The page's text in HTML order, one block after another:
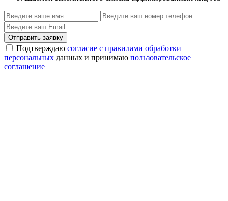
Отправить заявку
Подтверждаю согласие с правилами обработки
персональных данных и принимаю пользовательское
соглашение